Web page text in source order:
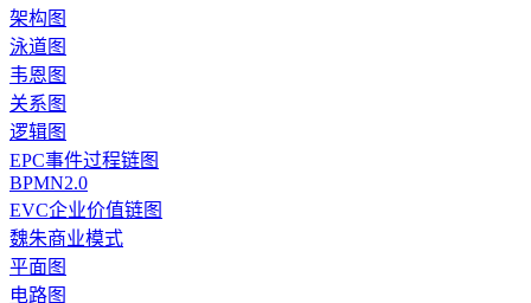
架构图
泳道图
韦恩图
关系图
逻辑图
EPC事件过程链图
BPMN2.0
EVC企业价值链图
魏朱商业模式
平面图
电路图